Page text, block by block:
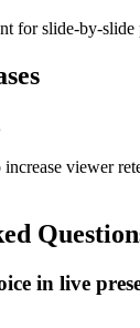
for slide-by-
viewer
in live